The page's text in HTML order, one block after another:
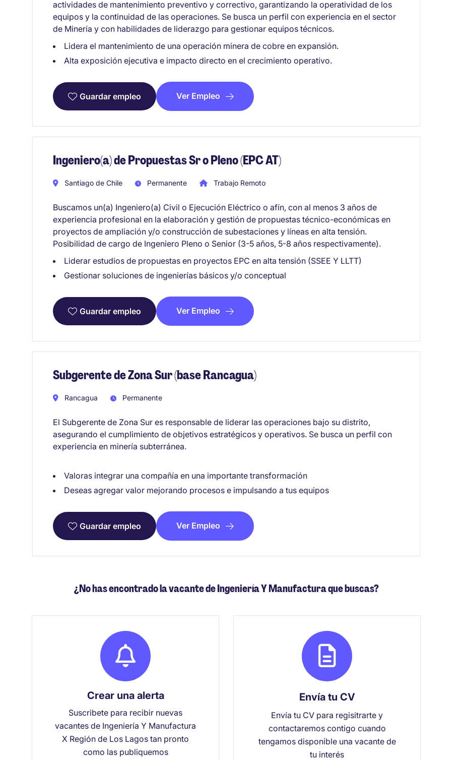
actividades de mantenimiento preventivo y correctivo, garantizando la operatividad de los
equipos y la continuidad de las operaciones. Se busca un perfil con experiencia en el sector
de Minería y con habilidades de liderazgo para gestionar equipos técnicos.
Lidera el mantenimiento de una operación minera de cobre en expansión.
Alta exposición ejecutiva e impacto directo en el crecimiento operativo.
Guardar empleo Ver Empleo
Ingeniero(a) de Propuestas Sr o Pleno (EPC AT)
Santiago de Chile Permanente Trabajo Remoto
Buscamos un(a) Ingeniero(a) Civil o Ejecución Eléctrico o afín, con al menos 3 años de
experiencia profesional en la elaboración y gestión de propuestas técnico-económicas en
proyectos de ampliación y/o construcción de subestaciones y líneas en alta tensión.
Posibilidad de cargo de Ingeniero Pleno o Senior (3-5 años, 5-8 años respectivamente).
Liderar estudios de propuestas en proyectos EPC en alta tensión (SSEE Y LLTT)
Gestionar soluciones de ingenierías básicos y/o conceptual
Guardar empleo Ver Empleo
Subgerente de Zona Sur (base Rancagua)
Rancagua Permanente
El Subgerente de Zona Sur es responsable de liderar las operaciones bajo su distrito,
asegurando el cumplimiento de objetivos estratégicos y operativos. Se busca un perfil con
experiencia en minería subterránea.
Valoras integrar una compañía en una importante transformación
Deseas agregar valor mejorando procesos e impulsando a tus equipos
Guardar empleo Ver Empleo
¿No has encontrado la vacante de Ingeniería Y Manufactura que buscas?
Crear una alerta
Suscribete para recibir nuevas
vacantes de Ingeniería Y Manufactura
X Región de Los Lagos tan pronto
como las publiquemos
Envía tu CV
Envía tu CV para regisitrarte y
contactaremos contigo cuando
tengamos disponible una vacante de
tu interés